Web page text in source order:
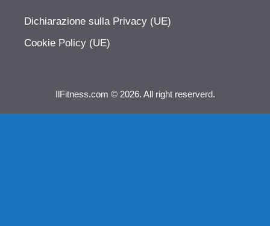
Dichiarazione sulla Privacy (UE)
Cookie Policy (UE)
IlFitness.com © 2026. All right reserverd.